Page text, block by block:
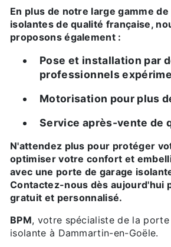
En plus de notre large gamme de portes de garage
isolantes de qualité française,
proposons également :
Pose et installation par des
professionnels
Motorisation pour plus
Service après-vente de
N'attendez plus pour protéger votre véhicule,
optimiser votre confort et
avec une porte de garage
Contactez-nous dès aujourd'hui
gratuit et personnalisé.
BPM, votre spécialiste de la
isolante à Dammartin-en-Goële.